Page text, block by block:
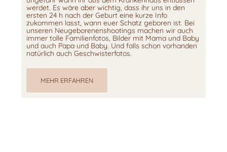
werdet. Es wäre aber wichtig, dass ihr uns in den
ersten 24 h nach der Geburt eine kurze Info
zukommen lasst, wann euer Schatz geboren ist. Bei
unseren Neugeborenenshootings machen wir auch
immer tolle Familienfotos, Bilder mit Mama und Baby
und auch Papa und Baby. Und falls schon vorhanden
natürlich auch Geschwisterfotos.
MEHR ERFAHREN